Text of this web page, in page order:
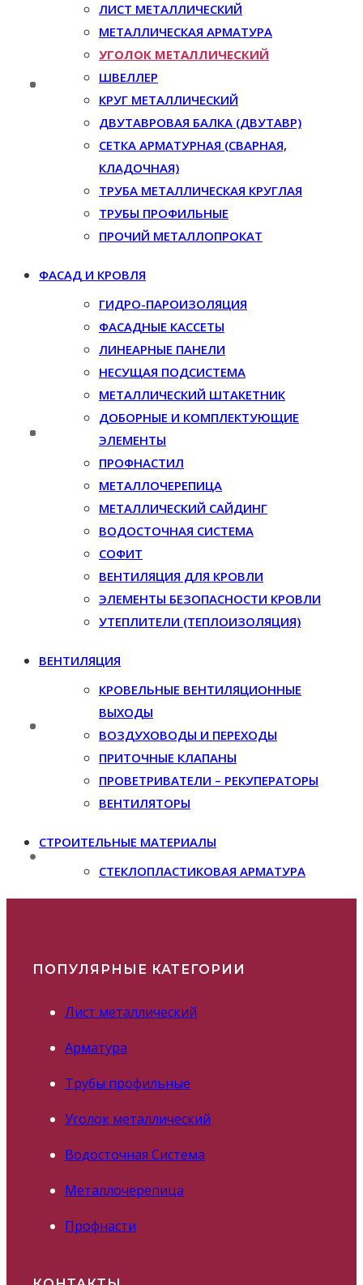
ЛИСТ МЕТАЛЛИЧЕСКИЙ
МЕТАЛЛИЧЕСКАЯ АРМАТУРА
УГОЛОК МЕТАЛЛИЧЕСКИЙ
ШВЕЛЛЕР
КРУГ МЕТАЛЛИЧЕСКИЙ
ДВУТАВРОВАЯ БАЛКА (ДВУТАВР)
СЕТКА АРМАТУРНАЯ (СВАРНАЯ,
КЛАДОЧНАЯ)
ТРУБА МЕТАЛЛИЧЕСКАЯ КРУГЛАЯ
ТРУБЫ ПРОФИЛЬНЫЕ
ПРОЧИЙ МЕТАЛЛОПРОКАТ
ФАСАД И КРОВЛЯ
ГИДРО-ПАРОИЗОЛЯЦИЯ
ФАСАДНЫЕ КАССЕТЫ
ЛИНЕАРНЫЕ ПАНЕЛИ
НЕСУЩАЯ ПОДСИСТЕМА
МЕТАЛЛИЧЕСКИЙ ШТАКЕТНИК
ДОБОРНЫЕ И КОМПЛЕКТУЮЩИЕ
ЭЛЕМЕНТЫ
ПРОФНАСТИЛ
МЕТАЛЛОЧЕРЕПИЦА
МЕТАЛЛИЧЕСКИЙ САЙДИНГ
ВОДОСТОЧНАЯ СИСТЕМА
СОФИТ
ВЕНТИЛЯЦИЯ ДЛЯ КРОВЛИ
ЭЛЕМЕНТЫ БЕЗОПАСНОСТИ КРОВЛИ
УТЕПЛИТЕЛИ (ТЕПЛОИЗОЛЯЦИЯ)
ВЕНТИЛЯЦИЯ
КРОВЕЛЬНЫЕ ВЕНТИЛЯЦИОННЫЕ
ВЫХОДЫ
ВОЗДУХОВОДЫ И ПЕРЕХОДЫ
ПРИТОЧНЫЕ КЛАПАНЫ
ПРОВЕТРИВАТЕЛИ – РЕКУПЕРАТОРЫ
ВЕНТИЛЯТОРЫ
СТРОИТЕЛЬНЫЕ МАТЕРИАЛЫ
СТЕКЛОПЛАСТИКОВАЯ АРМАТУРА
ПОПУЛЯРНЫЕ КАТЕГОРИИ
Лист металлический
Арматура
Трубы профильные
Уголок металлический
Водосточная Система
Металлочерепица
Профнасти